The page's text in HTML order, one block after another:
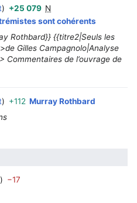
+25 079 N
sont cohérents
Rothbard}} {{titre2|Seuls les
Gilles Campagnolo|Analyse
Commentaires de l’ouvrage de
+112 Murray Rothbard
−17